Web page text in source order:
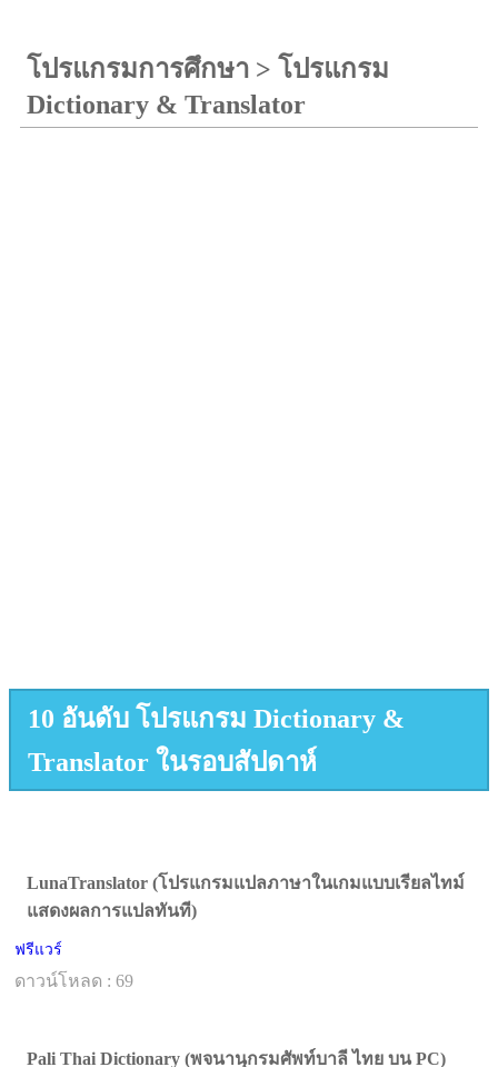
โปรแกรมการศึกษา > โปรแกรม
Dictionary & Translator
10 อันดับ โปรแกรม Dictionary &
Translator ในรอบสัปดาห์
LunaTranslator (โปรแกรมแปลภาษาในเกมแบบเรียลไทม์
แสดงผลการแปลทันที)
ฟรีแวร์
ดาวน์โหลด : 69
Pali Thai Dictionary (พจนานุกรมศัพท์บาลี ไทย บน PC)